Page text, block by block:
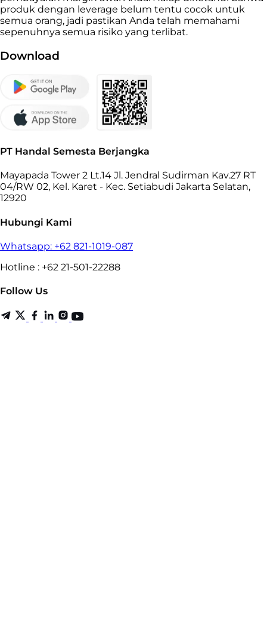
produk dengan leverage belum tentu cocok untuk
semua orang, jadi pastikan Anda telah memahami
sepenuhnya semua risiko yang terlibat.
Download
PT Handal Semesta Berjangka
Mayapada Tower 2 Lt.14 Jl. Jendral Sudirman Kav.27 RT
04/RW 02, Kel. Karet - Kec. Setiabudi Jakarta Selatan,
12920
Hubungi Kami
Whatsapp: +62 821-1019-087
Hotline : +62 21-501-22288
Follow Us